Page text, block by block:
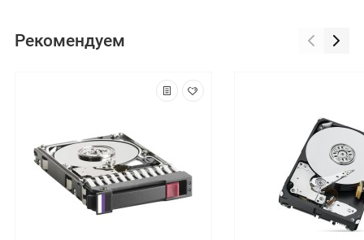
Рекомендуем